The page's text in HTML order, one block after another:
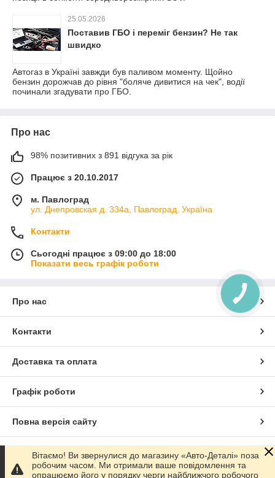
25.05.2026
Поставив ГБО і переміг бензин? Не так
швидко
Автогаз в Україні завжди був паливом моменту. Щойно
бензин дорожчав до рівня "боляче дивитися на чек", водії
починали згадувати про ГБО.
Про нас
98% позитивних з 891 відгука за рік
Працює з 20.10.2017
м. Павлоград
ул. Днепровская д. 334а, Павлоград, Україна
Контакти
Сьогодні працює з 09:00 до 18:00
Показати весь графік роботи
Про нас
Контакти
Доставка та оплата
Графік роботи
Повна версія сайту
Сайт створено на маркетплейсіProm.ua
Вітаємо! Ви звернулися до магазину «Авто-Деталі» поза
робочим часом. Ми отримали ваше повідомлення та
опрацюємо його у порядку черги найближчого робочого